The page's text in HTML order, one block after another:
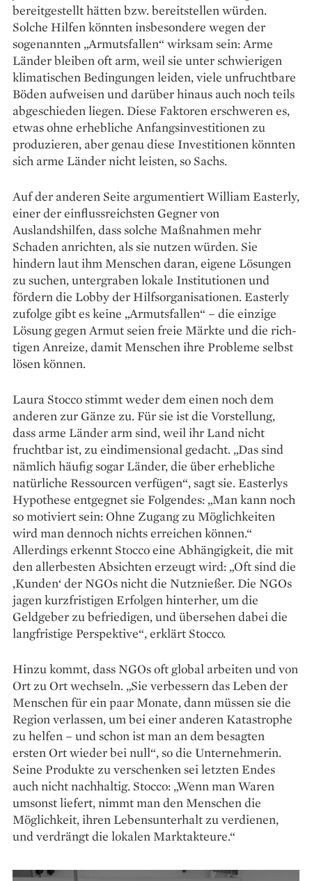
bereitgestellt hätten bzw. bereitstellen würden.
Solche Hilfen könnten insbesondere wegen der
sogenannten „Armutsfallen“ wirksam sein: Arme
Länder bleiben oft arm, weil sie unter schwierigen
klimatischen Bedingungen leiden, viele unfruchtbare
Böden aufweisen und darüber hinaus auch noch teils
abgeschieden liegen. Diese Faktoren er­schweren es,
etwas ohne erhebliche Anfangs­investitionen zu
produzieren, aber genau diese Inves­titionen könnten
sich arme Länder nicht leisten, so Sachs.
Auf der anderen Seite argumentiert William Easterly,
einer der einflussreichsten Gegner von
Auslandshilfen, dass solche Maßnahmen mehr
Schaden anrichten, als sie nutzen würden. Sie
hindern laut ihm Menschen daran, eigene Lösungen
zu suchen, untergraben lokale Institutionen und
fördern die Lobby der Hilfs­organisationen. Easterly
zufolge gibt es keine „Armutsfallen“ – die einzige
Lösung gegen Armut seien freie Märkte und die rich­
tigen Anreize, damit Menschen ihre Probleme selbst
lösen können.
Laura Stocco stimmt weder dem einen noch dem
anderen zur Gänze zu. Für sie ist die Vorstellung,
dass arme Länder arm sind, weil ihr Land nicht
fruchtbar ist, zu eindimensional gedacht. „Das sind
nämlich häufig sogar Länder, die über erhebliche
natürliche Ressourcen ver­fügen“, sagt sie. Easterlys
Hypothese entgegnet sie Folgendes: „Man kann noch
so motiviert sein: Ohne Zugang zu Möglichkeiten
wird man dennoch nichts erreichen können.“
Allerdings erkennt Stocco eine Abhängigkeit, die mit
den allerbesten Absichten erzeugt wird: „Oft sind die
‚Kunden‘ der NGOs nicht die Nutznießer. Die NGOs
jagen kurzfristigen Erfolgen hinterher, um die
Geldgeber zu befriedigen, und übersehen dabei die
langfristige Perspek­tive“, erklärt Stocco.
Hinzu kommt, dass NGOs oft global arbeiten und von
Ort zu Ort wechseln. „Sie verbessern das Leben der
Menschen für ein paar Monate, dann müssen sie die
Region verlassen, um bei einer anderen Katastrophe
zu helfen – und schon ist man an dem besagten
ersten Ort wieder bei null“, so die Unter­nehmerin.
Seine Produkte zu verschenken sei letzten Endes
auch nicht nach­haltig. Stocco: „Wenn man Waren
umsonst liefert, nimmt man den Menschen die
Möglichkeit, ihren Lebensunterhalt zu verdienen,
und verdrängt die lokalen Marktakteure.“